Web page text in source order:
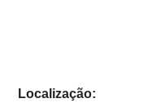
Localização: